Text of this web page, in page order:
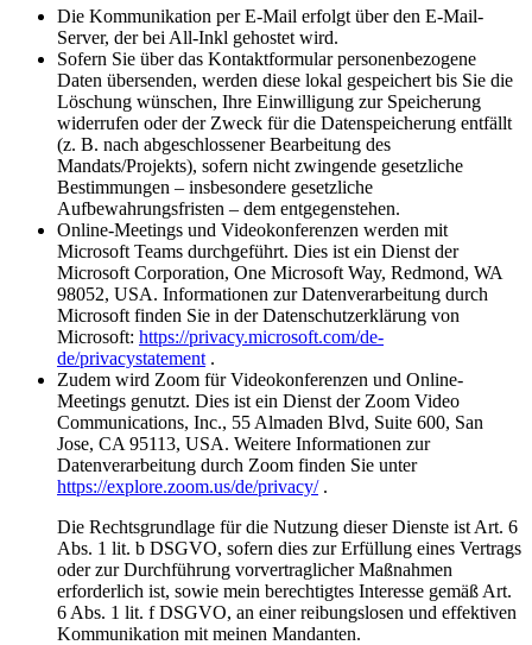
Die Kommunikation per E-Mail erfolgt über den E-Mail-
Server, der bei All-Inkl gehostet wird.
Sofern Sie über das Kontaktformular personenbezogene
Daten übersenden, werden diese lokal gespeichert bis Sie die
Löschung wünschen, Ihre Einwilligung zur Speicherung
widerrufen oder der Zweck für die Datenspeicherung entfällt
(z. B. nach abgeschlossener Bearbeitung des
Mandats/Projekts), sofern nicht zwingende gesetzliche
Bestimmungen – insbesondere gesetzliche
Aufbewahrungsfristen – dem entgegenstehen.
Online-Meetings und Videokonferenzen werden mit
Microsoft Teams durchgeführt. Dies ist ein Dienst der
Microsoft Corporation, One Microsoft Way, Redmond, WA
98052, USA. Informationen zur Datenverarbeitung durch
Microsoft finden Sie in der Datenschutzerklärung von
Microsoft: https://privacy.microsoft.com/de-
de/privacystatement .
Zudem wird Zoom für Videokonferenzen und Online-
Meetings genutzt. Dies ist ein Dienst der Zoom Video
Communications, Inc., 55 Almaden Blvd, Suite 600, San
Jose, CA 95113, USA. Weitere Informationen zur
Datenverarbeitung durch Zoom finden Sie unter
https://explore.zoom.us/de/privacy/.
Die Rechtsgrundlage für die Nutzung dieser Dienste ist Art. 6
Abs. 1 lit. b DSGVO, sofern dies zur Erfüllung eines Vertrags
oder zur Durchführung vorvertraglicher Maßnahmen
erforderlich ist, sowie mein berechtigtes Interesse gemäß Art.
6 Abs. 1 lit. f DSGVO, an einer reibungslosen und effektiven
Kommunikation mit meinen Mandanten.